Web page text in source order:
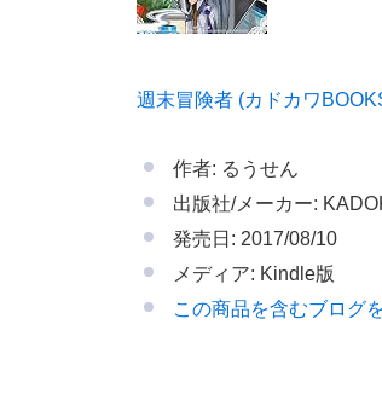
週末冒険者 (カドカワ
作者: るうせん
出版社/メーカー:
発売日: 2017/08/10
メディア: Kindle版
この商品を含むブログ